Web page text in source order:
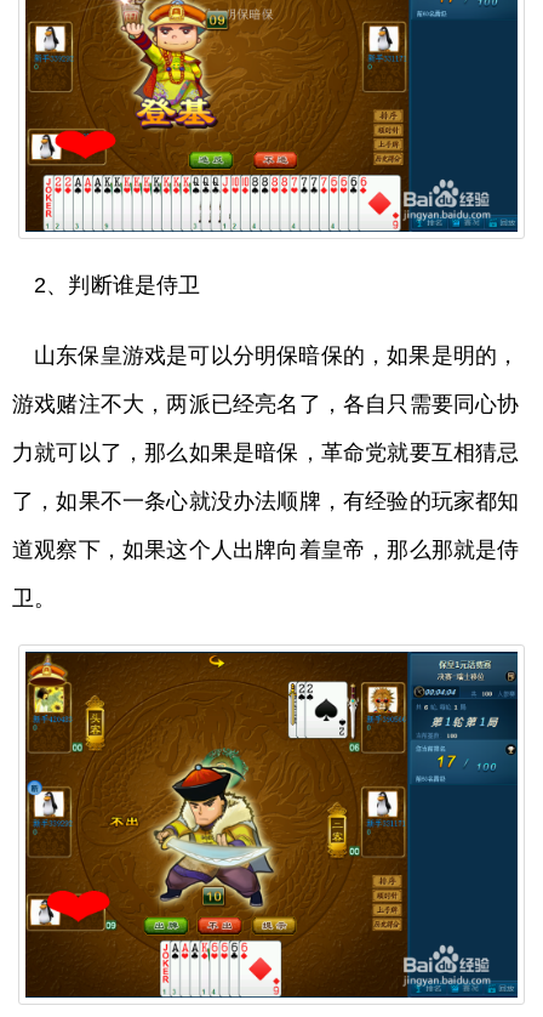
2、判断谁是侍卫
山东保皇游戏是可以分明保暗保的，如果是明的，
游戏赌注不大，两派已经亮名了，各自只需要同心协
力就可以了，那么如果是暗保，革命党就要互相猜忌
了，如果不一条心就没办法顺牌，有经验的玩家都知
道观察下，如果这个人出牌向着皇帝，那么那就是侍
卫。